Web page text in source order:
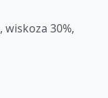
wiskoza 30%,